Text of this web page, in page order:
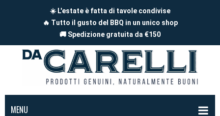
☀️ L'estate è fatta di tavole condivise
🔥 Tutto il gusto del BBQ in un unico shop
🚚 Spedizione gratuita da €150
MENU